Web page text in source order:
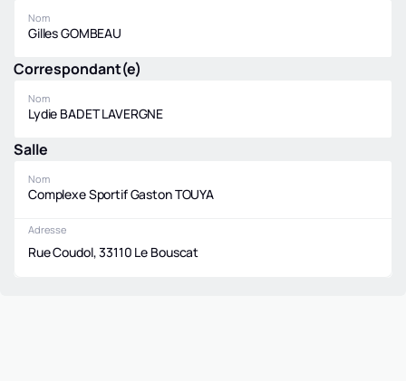
Nom
Gilles GOMBEAU
Correspondant(e)
Nom
Lydie BADET LAVERGNE
Salle
Nom
Complexe Sportif Gaston TOUYA
Adresse
Rue Coudol, 33110 Le Bouscat